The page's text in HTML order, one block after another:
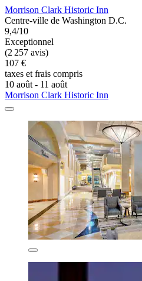
Morrison Clark Historic Inn
Centre-ville de Washington D.C.
9,4/10
Exceptionnel
(2 257 avis)
107 €
taxes et frais compris
10 août - 11 août
Morrison Clark Historic Inn